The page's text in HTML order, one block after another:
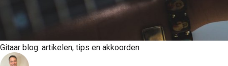
Gitaar blog: artikelen, tips en akkoorden